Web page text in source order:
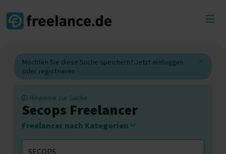
Möchten Sie diese Suche speichern? Jetzt einloggen
oder registrieren
Hinweise zur Suche
Secops Freelancer
Freelancer nach Kategorien